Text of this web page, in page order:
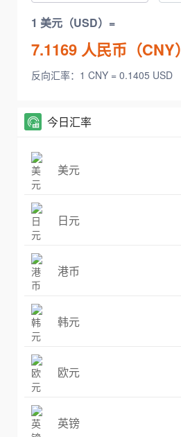
1 美元（USD）=
7.1169 人民币（CNY）
反向汇率：1 CNY = 0.1405 USD
今日汇率
美元
日元
港币
韩元
欧元
英镑